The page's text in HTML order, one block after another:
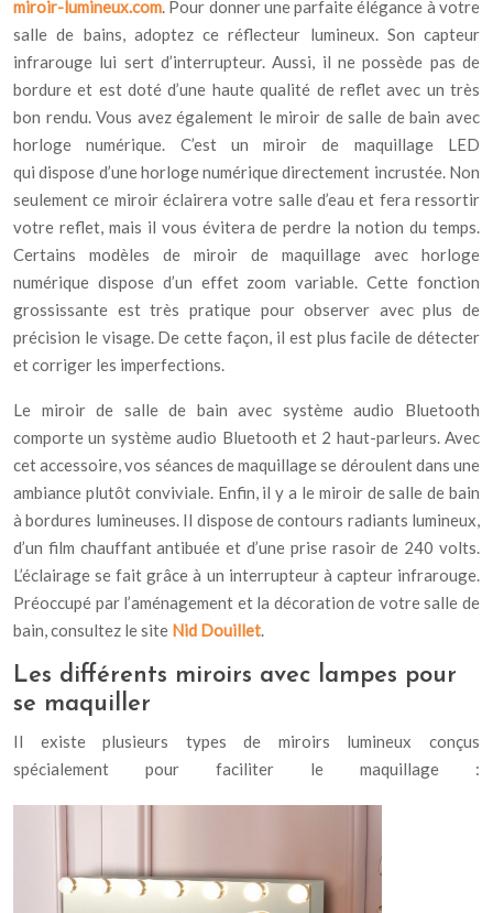
miroir-lumineux.com. Pour donner une parfaite élégance à votre
salle de bains, adoptez ce réflecteur lumineux. Son capteur
infrarouge lui sert d’interrupteur. Aussi, il ne possède pas de
bordure et est doté d’une haute qualité de reflet avec un très
bon rendu. Vous avez également le miroir de salle de bain avec
horloge numérique. C’est un miroir de maquillage LED
qui dispose d’une horloge numérique directement incrustée. Non
seulement ce miroir éclairera votre salle d’eau et fera ressortir
votre reflet, mais il vous évitera de perdre la notion du temps.
Certains modèles de miroir de maquillage avec horloge
numérique dispose d’un effet zoom variable. Cette fonction
grossissante est très pratique pour observer avec plus de
précision le visage. De cette façon, il est plus facile de détecter
et corriger les imperfections.
Le miroir de salle de bain avec système audio Bluetooth
comporte un système audio Bluetooth et 2 haut-parleurs. Avec
cet accessoire, vos séances de maquillage se déroulent dans une
ambiance plutôt conviviale. Enfin, il y a le miroir de salle de bain
à bordures lumineuses. Il dispose de contours radiants lumineux,
d’un film chauffant antibuée et d’une prise rasoir de 240 volts.
L’éclairage se fait grâce à un interrupteur à capteur infrarouge.
Préoccupé par l’aménagement et la décoration de votre salle de
bain, consultez le site Nid Douillet.
Les différents miroirs avec lampes pour
se maquiller
Il existe plusieurs types de miroirs lumineux conçus
spécialement pour faciliter le maquillage :